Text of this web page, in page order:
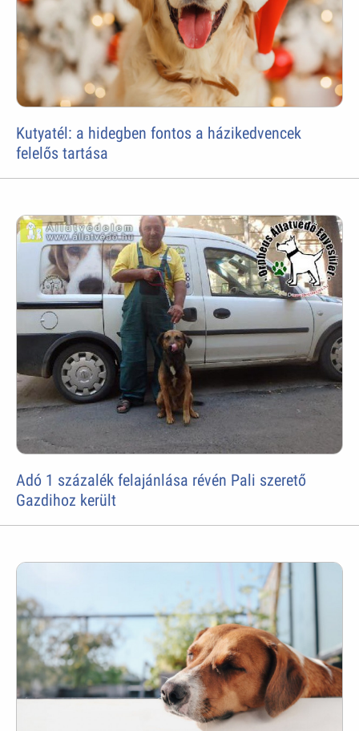
Kutyatél: a hidegben fontos a házikedvencek
felelős tartása
Adó 1 százalék felajánlása révén Pali szerető
Gazdihoz került